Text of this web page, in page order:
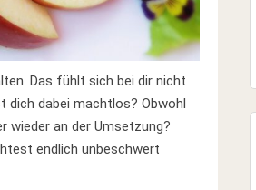
Das fühlt sich bei dir nicht
dich dabei machtlos? Obwohl
wieder an der Umsetzung?
endlich unbeschwert